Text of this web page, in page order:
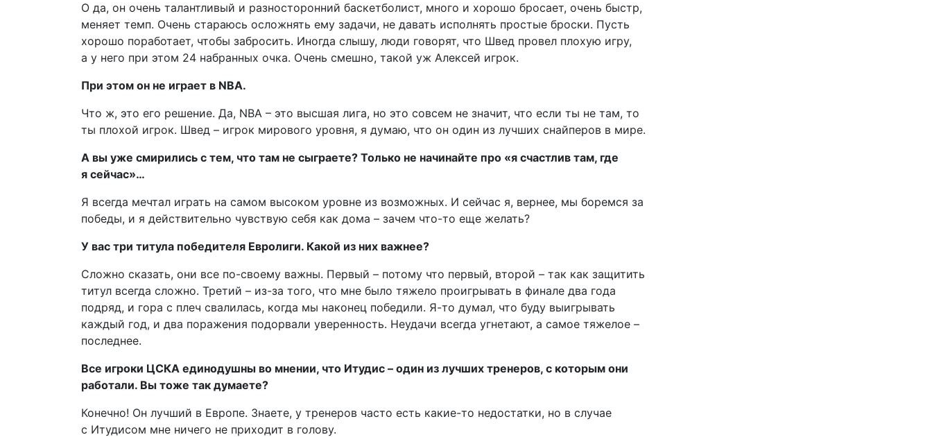
О да, он очень талантливый и разносторонний баскетболист, много и хорошо бросает, очень быстр,
меняет темп. Очень стараюсь осложнять ему задачи, не давать исполнять простые броски. Пусть
хорошо поработает, чтобы забросить. Иногда слышу, люди говорят, что Швед провел плохую игру,
а у него при этом 24 набранных очка. Очень смешно, такой уж Алексей игрок.
При этом он не играет в NBA.
Что ж, это его решение. Да, NBA – это высшая лига, но это совсем не значит, что если ты не там, то
ты плохой игрок. Швед – игрок мирового уровня, я думаю, что он один из лучших снайперов в мире.
А вы уже смирились с тем, что там не сыграете? Только не начинайте про «я счастлив там, где
я сейчас»…
Я всегда мечтал играть на самом высоком уровне из возможных. И сейчас я, вернее, мы боремся за
победы, и я действительно чувствую себя как дома – зачем что-то еще желать?
У вас три титула победителя Евролиги. Какой из них важнее?
Сложно сказать, они все по-своему важны. Первый – потому что первый, второй – так как защитить
титул всегда сложно. Третий – из-за того, что мне было тяжело проигрывать в финале два года
подряд, и гора с плеч свалилась, когда мы наконец победили. Я-то думал, что буду выигрывать
каждый год, и два поражения подорвали уверенность. Неудачи всегда угнетают, а самое тяжелое –
последнее.
Все игроки ЦСКА единодушны во мнении, что Итудис – один из лучших тренеров, с которым они
работали. Вы тоже так думаете?
Конечно! Он лучший в Европе. Знаете, у тренеров часто есть какие-то недостатки, но в случае
с Итудисом мне ничего не приходит в голову.